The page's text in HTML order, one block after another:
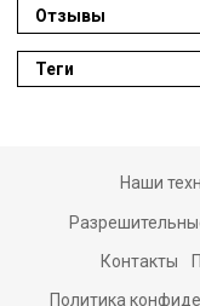
Отзывы
Теги
Наши
Контакты
Политика